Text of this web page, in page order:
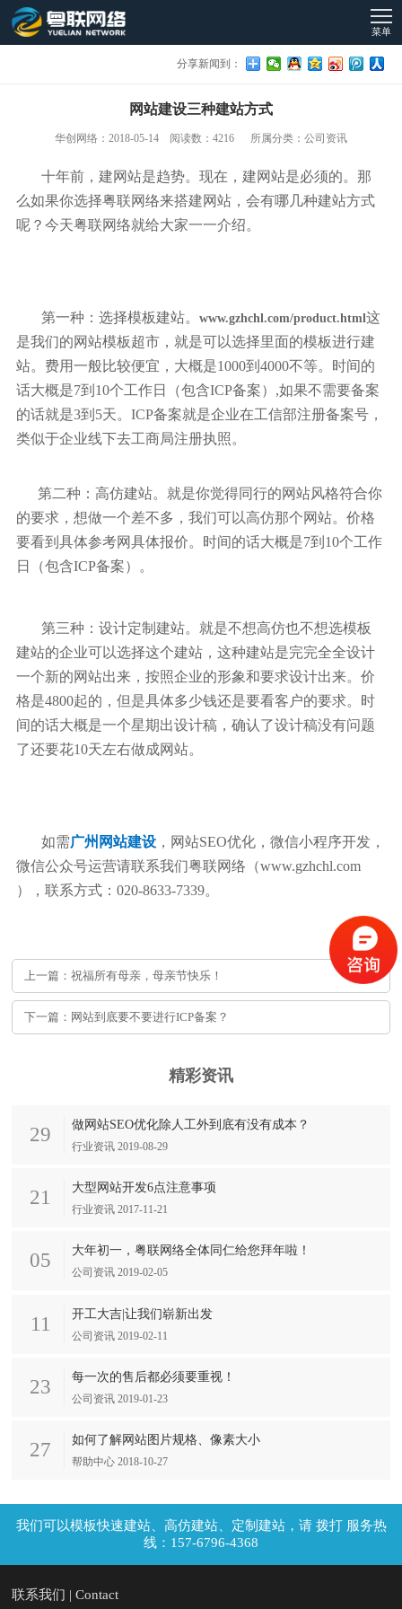
菜单
分享新闻到：
网站建设三种建站方式
华创网络：2018-05-14 阅读数：4216 所属分类：公司资讯
十年前，建网站是趋势。现在，建网站是必须的。那
么如果你选择粤联网络来搭建网站，会有哪几种建站方式
呢？今天粤联网络就给大家一一介绍。
第一种：选择模板建站。www.gzhchl.com/product.html这
是我们的网站模板超市，就是可以选择里面的模板进行建
站。费用一般比较便宜，大概是1000到4000不等。时间的
话大概是7到10个工作日（包含ICP备案）,如果不需要备案
的话就是3到5天。ICP备案就是企业在工信部注册备案号，
类似于企业线下去工商局注册执照。
第二种：高仿建站。就是你觉得同行的网站风格符合你
的要求，想做一个差不多，我们可以高仿那个网站。价格
要看到具体参考网具体报价。时间的话大概是7到10个工作
日（包含ICP备案）。
第三种：设计定制建站。就是不想高仿也不想选模板
建站的企业可以选择这个建站，这种建站是完完全全设计
一个新的网站出来，按照企业的形象和要求设计出来。价
格是4800起的，但是具体多少钱还是要看客户的要求。时
间的话大概是一个星期出设计稿，确认了设计稿没有问题
了还要花10天左右做成网站。
如需广州网站建设 ，网站SEO优化，微信小程序开发，
微信公众号运营请联系我们粤联网络（www.gzhchl.com
），联系方式：020-8633-7339。
上一篇：祝福所有母亲，母亲节快乐！
下一篇：网站到底要不要进行ICP备案？
精彩资讯
29 做网站SEO优化除人工外到底有没有成本？
行业资讯 2019-08-29
21 大型网站开发6点注意事项
行业资讯 2017-11-21
05 大年初一，粤联网络全体同仁给您拜年啦！
公司资讯 2019-02-05
11 开工大吉|让我们崭新出发
公司资讯 2019-02-11
23 每一次的售后都必须要重视！
公司资讯 2019-01-23
27 如何了解网站图片规格、像素大小
帮助中心 2018-10-27
拨打 服务热
线：157-6796-4368
联系我们 | Contact